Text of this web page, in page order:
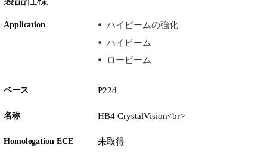
Application
ハイビームの強化
ハイビーム
ロービーム
ベース P22d
名称 HB4 CrystalVision<br>
Homologation ECE 未取得